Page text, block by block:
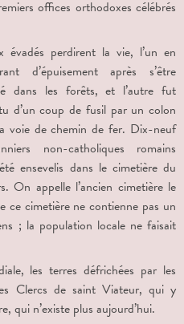
offices orthodoxes célébrés
évadés perdirent la vie, l’un en
d’épuisement après s’être
dans les forêts, et l’autre fut
d’un coup de fusil par un colon
voie de chemin de fer. Dix-neuf
non-catholiques romains
ensevelis dans le cimetière du
On appelle l’ancien cimetière le
ce cimetière ne contienne pas un
; la population locale ne faisait
les terres défrichées par les
Clercs de saint Viateur, qui y
qui n’existe plus aujourd’hui.